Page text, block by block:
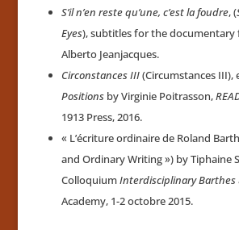
S’il n’en reste qu’une, c’est la foudre, (
Eyes), subtitles for the documentary
Alberto Jeanjacques.
Circonstances III(Circumstances
Positionsby Virginie Poitrasson,
1913 Press, 2016.
« L’écriture ordinaire de Roland
and Ordinary Writing ») by Tiphaine
ColloquiumInterdisciplinary Barthes
Academy, 1-2 octobre 2015.